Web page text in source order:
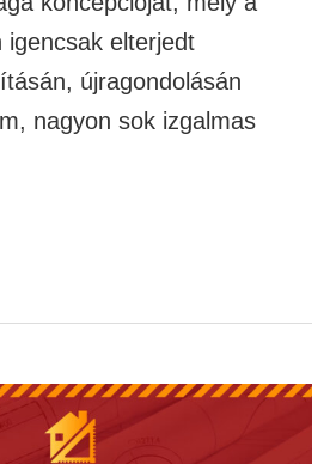
igencsak elterjedt
újragondolásán
nagyon sok izgalmas